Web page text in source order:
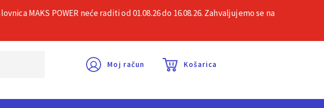
O nama Česta pitanja Kontakt
Moj račun Košarica
MAKS POWER neće raditi od 01.08.26 do 16.08.26. Zahvaljujemo se na